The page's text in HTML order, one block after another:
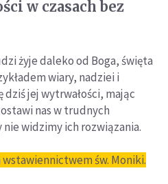
w czasach bez
żyje daleko od Boga, święta
wiary, nadziei i
jej wytrwałości, mając
nas w trudnych
widzimy ich rozwiązania.
św. Moniki.